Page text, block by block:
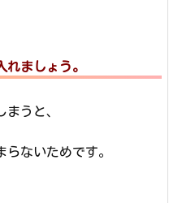
ましょう。
うと、
ないためです。